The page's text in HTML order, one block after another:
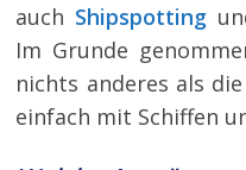
auch Shipspotting
Im Grunde
nichts anderes als
einfach mit Schiffen